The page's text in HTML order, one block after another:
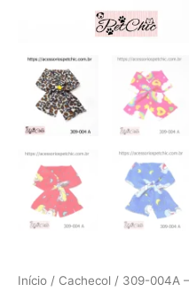
Início / Cachecol / 309-004A